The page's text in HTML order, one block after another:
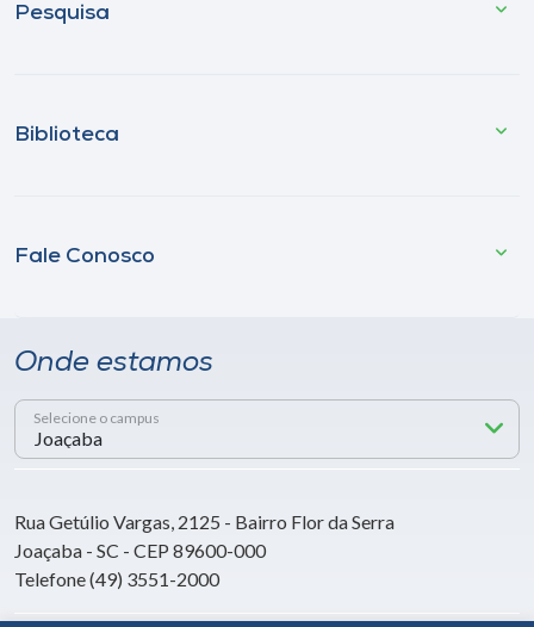
Pesquisa
Biblioteca
Fale Conosco
Onde estamos
Selecione o campus
Rua Getúlio Vargas, 2125 - Bairro Flor da Serra
Joaçaba - SC - CEP 89600-000
Telefone (49) 3551-2000